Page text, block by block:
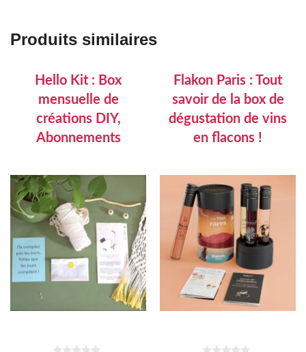
Produits similaires
Hello Kit : Box
mensuelle de
créations DIY,
Abonnements
Flakon Paris : Tout
savoir de la box de
dégustation de vins
en flacons !